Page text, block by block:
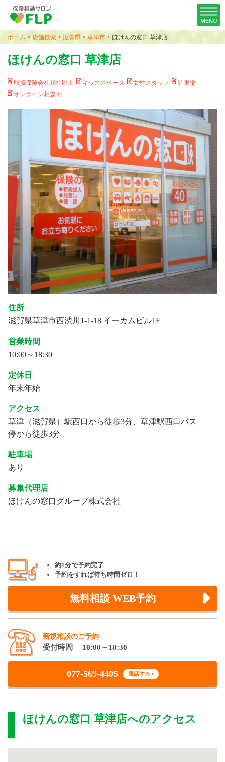
ホーム > 店舗検索 > 滋賀県 > 草津市 > ほけんの窓口 草津店
ほけんの窓口 草津店
取扱保険会社10社以上 キッズスペース 女性スタッフ
駐車場
オンライン相談可
住所
滋賀県草津市西渋川1-1-18 イーカムビル1F
営業時間
10:00～18:30
定休日
年末年始
アクセス
草津（滋賀県）駅西口から徒歩3分、草津駅西口バス
停から徒歩3分
駐車場
あり
募集代理店
ほけんの窓口グループ株式会社
約1分で予約完了
予約をすれば待ち時間ゼロ！
無料相談 WEB予約
新規相談のご予約
受付時間 10:00～18:30
077-569-4405 電話する
ほけんの窓口 草津店へのアクセス